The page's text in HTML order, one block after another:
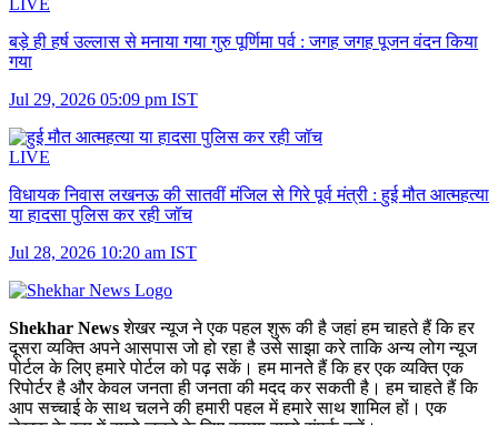
बड़े ही हर्ष उल्लास से मनाया गया गुरु पूर्णिमा पर्व : जगह जगह पूजन वंदन किया
गया
Jul 29, 2026 05:09 pm IST
LIVE
विधायक निवास लखनऊ की सातवीं मंजिल से गिरे पूर्व मंत्री : हुई मौत आत्महत्या
या हादसा पुलिस कर रही जॉच
Jul 28, 2026 10:20 am IST
Shekhar Newsशेखर न्‍यूज ने एक पहल शुरू की है जहां हम चाहते हैं कि हर
दूसरा व्‍यक्ति अपने आसपास जो हो रहा है उसे साझा करे ताकि अन्‍य लोग न्‍यूज
पोर्टल के लिए हमारे पोर्टल को पढ़ सकें। हम मानते हैं कि हर एक व्यक्ति एक
रिपोर्टर है और केवल जनता ही जनता की मदद कर सकती है। हम चाहते हैं कि
आप सच्चाई के साथ चलने की हमारी पहल में हमारे साथ शामिल हों। एक